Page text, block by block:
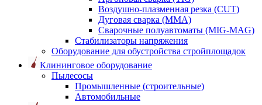
Воздушно-плазменная резка (CUT)
Дуговая сварка (ММА)
Сварочные полуавтоматы (MIG-MAG)
Стабилизаторы напряжения
Оборудование для обустройства стройплощадок
Клининговое оборудование
Пылесосы
Промышленные (строительные)
Автомобильные